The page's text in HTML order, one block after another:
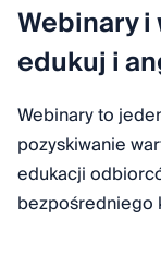
Webinary
edukuj i
Webinary to
pozyskiwanie
edukacji
bezpośredniego